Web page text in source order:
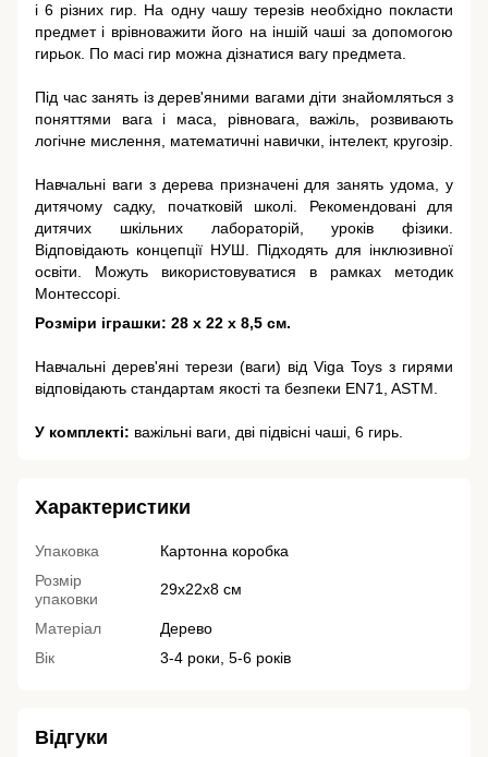
і 6 різних гир. На одну чашу терезів необхідно покласти
предмет і врівноважити його на іншій чаші за допомогою
гирьок. По масі гир можна дізнатися вагу предмета.
Під час занять із дерев'яними вагами діти знайомляться з
поняттями вага і маса, рівновага, важіль, розвивають
логічне мислення, математичні навички, інтелект, кругозір.
Навчальні ваги з дерева призначені для занять удома, у
дитячому садку, початковій школі. Рекомендовані для
дитячих шкільних лабораторій, уроків фізики.
Відповідають концепції НУШ. Підходять для інклюзивної
освіти. Можуть використовуватися в рамках методик
Монтессорі.
Розміри іграшки: 28 х 22 х 8,5 см.
Навчальні дерев'яні терези (ваги) від Viga Toys з гирями
відповідають стандартам якості та безпеки EN71, ASTM.
У комплекті: важільні ваги, дві підвісні чаші, 6 гирь.
Характеристики
Упаковка
Картонна коробка
Розмір
упаковки
29х22х8 см
Матеріал
Дерево
Вік
3-4 роки, 5-6 років
Відгуки